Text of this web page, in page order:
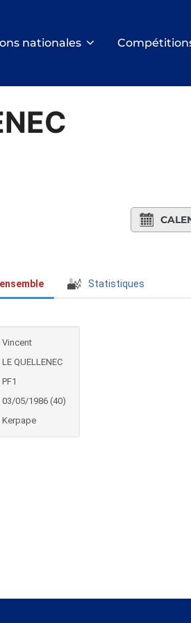
nationales
Statistiques
Vincent
LE QUELLENEC
PF1
03/05/1986 (40)
Kerpape